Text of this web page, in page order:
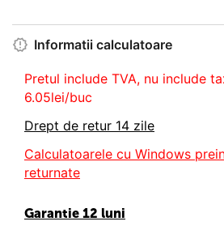
Informatii calculatoare
Pretul include TVA, nu include
6.05lei/buc
Drept de retur 14 zile
Calculatoarele cu Windows
returnate
Garantie 12 luni